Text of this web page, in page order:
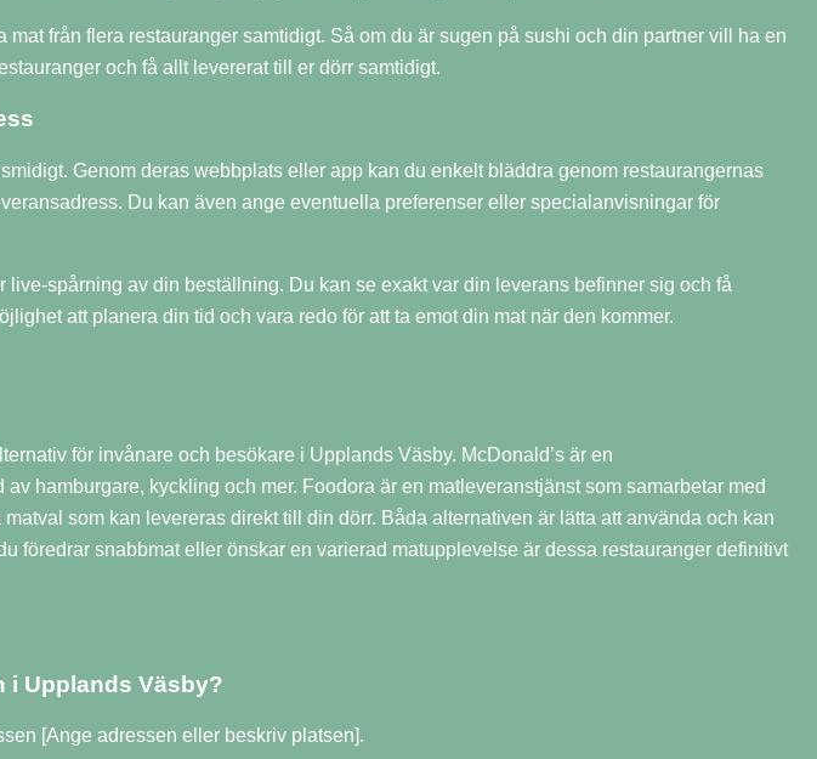
från flera restauranger samtidigt. Så om du är sugen på sushi och din partner vill ha en
och få allt levererat till er dörr samtidigt.
Genom deras webbplats eller app kan du enkelt bläddra genom restaurangernas
Du kan även ange eventuella preferenser eller specialanvisningar för
live-spårning av din beställning. Du kan se exakt var din leverans befinner sig och få
att planera din tid och vara redo för att ta emot din mat när den kommer.
för invånare och besökare i Upplands Väsby. McDonald’s är en
hamburgare, kyckling och mer. Foodora är en matleveranstjänst som samarbetar med
som kan levereras direkt till din dörr. Båda alternativen är lätta att använda och kan
föredrar snabbmat eller önskar en varierad matupplevelse är dessa restauranger definitivt
i Upplands Väsby?
[Ange adressen eller beskriv platsen].